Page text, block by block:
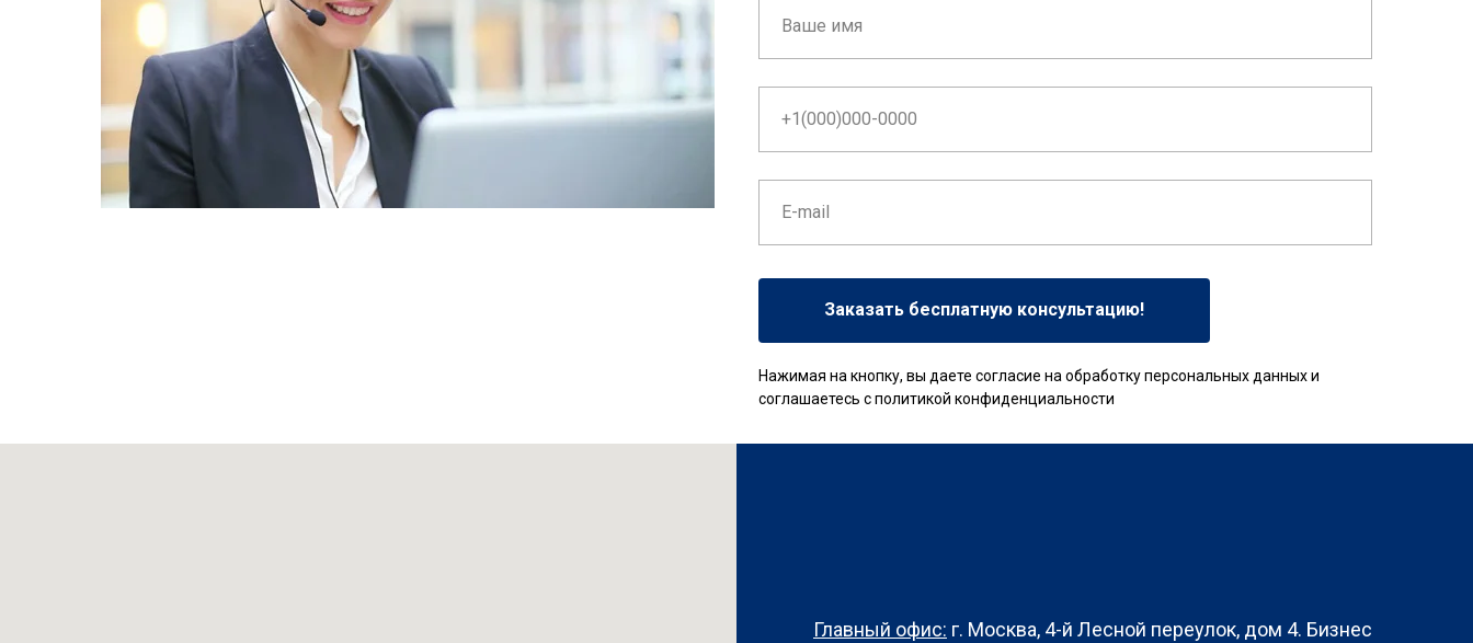
Заказать бесплатную консультацию!
Нажимая на кнопку, вы даете согласие на обработку персональных данных и
соглашаетесь c политикой конфиденциальности
Главный офис: г. Москва, 4-й Лесной переулок, дом 4. Бизнес